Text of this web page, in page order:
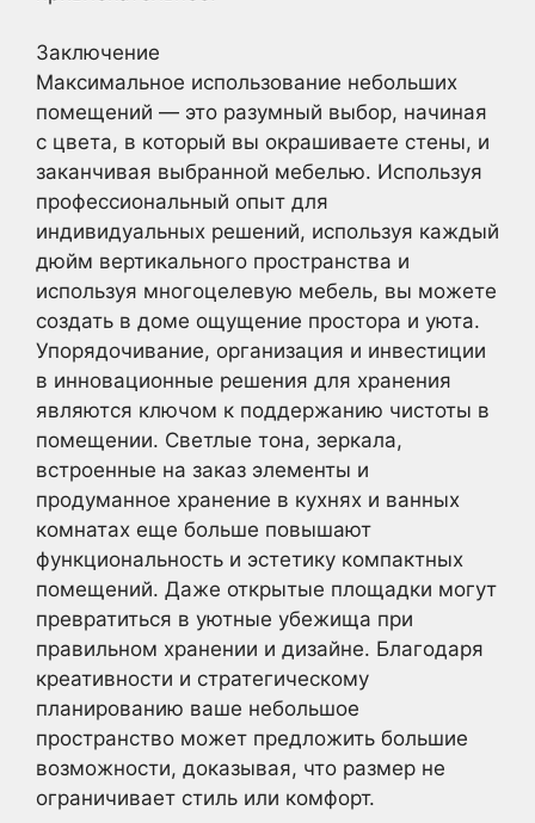
Заключение
Максимальное использование небольших
помещений — это разумный выбор, начиная
с цвета, в который вы окрашиваете стены, и
заканчивая выбранной мебелью. Используя
профессиональный опыт для
индивидуальных решений, используя каждый
дюйм вертикального пространства и
используя многоцелевую мебель, вы можете
создать в доме ощущение простора и уюта.
Упорядочивание, организация и инвестиции
в инновационные решения для хранения
являются ключом к поддержанию чистоты в
помещении. Светлые тона, зеркала,
встроенные на заказ элементы и
продуманное хранение в кухнях и ванных
комнатах еще больше повышают
функциональность и эстетику компактных
помещений. Даже открытые площадки могут
превратиться в уютные убежища при
правильном хранении и дизайне. Благодаря
креативности и стратегическому
планированию ваше небольшое
пространство может предложить большие
возможности, доказывая, что размер не
ограничивает стиль или комфорт.